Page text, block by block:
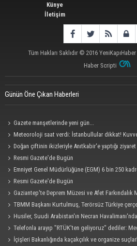
Künye
İletişim
Tüm Hakları Saklıdır © 2016 YeniKapıHaber
Haber Scripti
Günün Öne Çıkan Haberleri
Gazete manşetlerinde yeni gün...
Meteoroloji saat verdi: İstanbullular dikkat!
geliyor... Tedbirinizi alın
Doğan çiftinin ikizleriyle Anıtkabir'e yaptığı
Bakanlık devreye girdi: Devlet şefkat elini uzattı
Resmi Gazete'de Bugün
Emniyet Genel Müdürlüğüne (EGM) 6 bin 250
Resmi Gazete'de Bugün
Gaziantep'te Deprem Müzesi ve Afet Farkındalık
protokolü imzalandı
TBMM Başkanı Kurtulmuş, Terörsüz Türkiye
Husiler, Suudi Arabistan'ın Necran
bir hedefi" vurduklarını açıkladı
Telefonla arayıp "RTÜK'ten geliyoruz" dediler:
tuzak ifşa oldu
İçişleri Bakanlığında kaçakçılık ve organize